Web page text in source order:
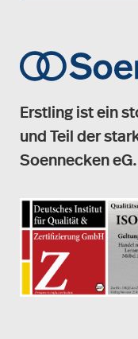
Erstling ist ein
und Teil der
Soennecken eG.